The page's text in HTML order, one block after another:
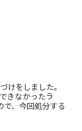
けをしました。
きなかったラ
で、今回処分する